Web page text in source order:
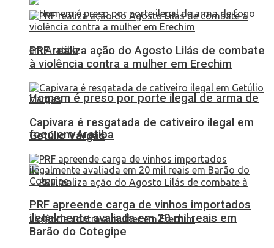
Homem é preso por porte ilegal de arma de
fogo em Aratiba
PRF realiza ação do Agosto Lilás de combate
à violência contra a mulher em Erechim
Capivara é resgatada de cativeiro ilegal em
Getúlio Vargas
PRF apreende carga de vinhos importados
ilegalmente avaliada em 20 mil reais em
Barão do Cotegipe